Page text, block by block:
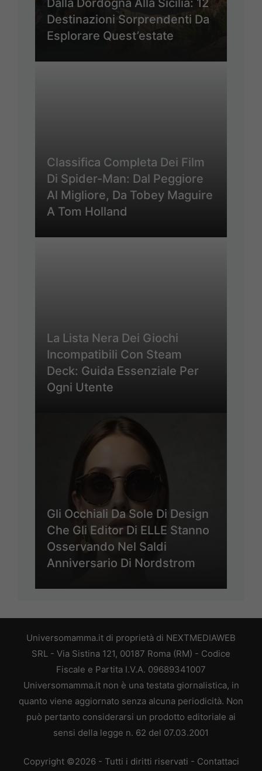
Dalla Dordogna Alla Sicilia: 12
Destinazioni Sorprendenti Da
Esplorare Quest’estate
Classifica Completa Dei Film
Di Spider-Man: Dal Peggiore
Al Migliore, Da Tobey Maguire
A Tom Holland
La Lista Nera Dei Giochi
Incompatibili Con Steam
Deck: Guida Essenziale Per
Ogni Utente
Gli Occhiali Da Sole Di Design
Che Gli Editor Di ELLE Stanno
Osservando Nel Saldi
Anniversario Di Nordstrom
Universomamma.it di proprietà di NEXTMEDIAWEB
SRL - Via Sistina 121, 00187 Roma (RM) - Codice
Fiscale e Partita I.V.A. 09689341007
Universomamma.it non è una testata giornalistica, in
quanto viene aggiornato senza alcuna periodicità. Non
può pertanto considerarsi un prodotto editoriale ai
sensi della legge n. 62 del 07.03.2001
Copyright ©2026 - Tutti i diritti riservati - Contattaci